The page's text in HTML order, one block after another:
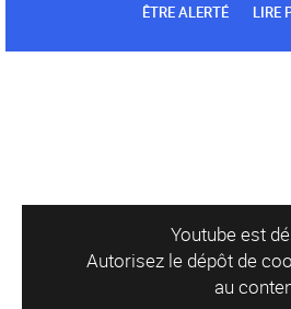
ÊTRE ALERTÉ LIRE
Youtube est
Autorisez le dépôt de
au